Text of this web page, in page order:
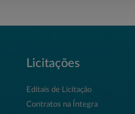
Licitações
Editais de Licitação
Contratos na Íntegra